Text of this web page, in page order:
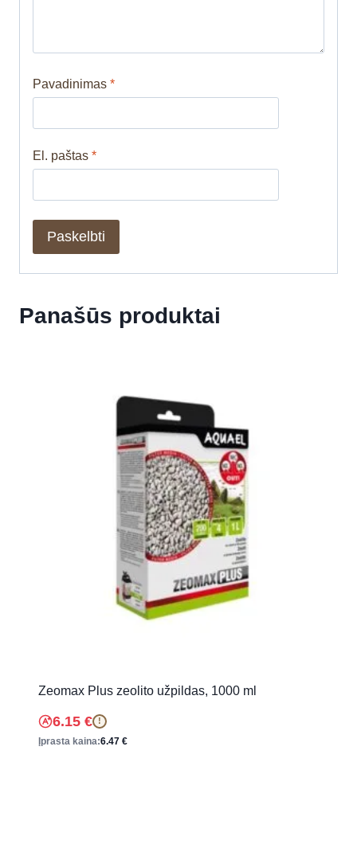
Pavadinimas *
El. paštas *
Panašūs produktai
Zeomax Plus zeolito užpildas, 1000 ml
6.15 € !
Įprasta kaina:6.47 €